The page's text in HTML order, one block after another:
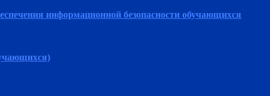
информационной безопасности обучающихся